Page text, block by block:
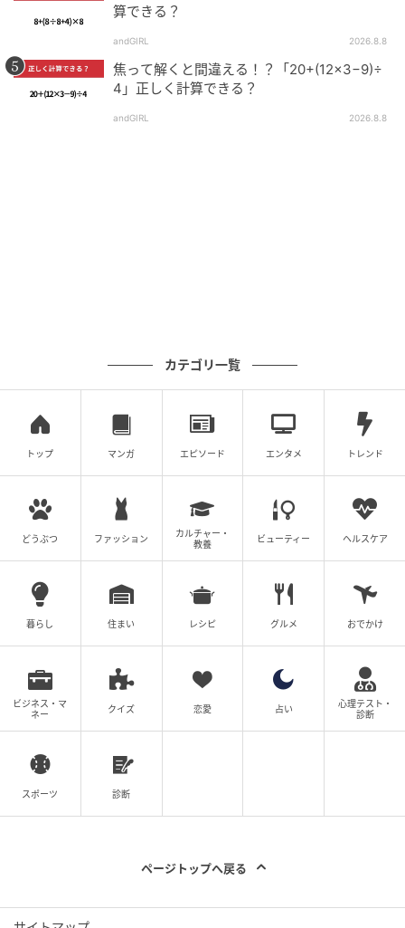
算できる？
andGIRL 2026.8.8
焦って解くと間違える！？「20+(12×3−9)÷
4」正しく計算できる？
andGIRL 2026.8.8
カテゴリ一覧
トップ マンガ エピソード エンタメ トレンド
どうぶつ ファッション
カルチャー・
教養
ビューティー ヘルスケア
暮らし 住まい レシピ グルメ おでかけ
ビジネス・マ
ネー
クイズ 恋愛 占い
心理テスト・
診断
スポーツ 診断
ページトップへ戻る